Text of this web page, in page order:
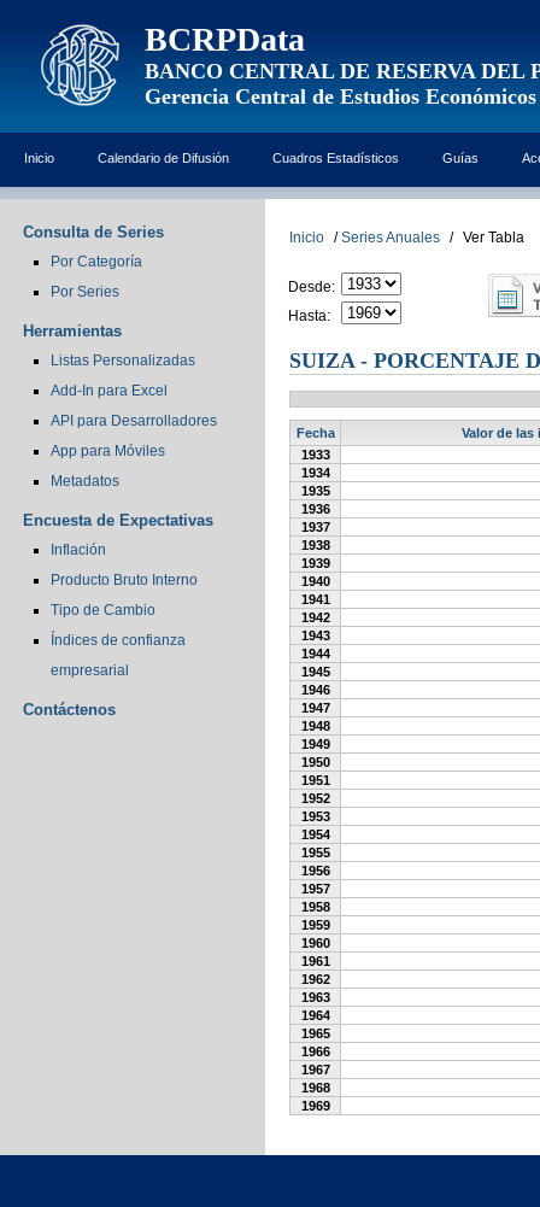
BCRPData
BANCO CENTRAL DE RESERVA DEL
Gerencia Central de Estudios Económicos
Inicio Calendario de Difusión Cuadros Estadísticos Guías
Consulta de Series
Por Categoría
Por Series
Herramientas
Listas Personalizadas
Add-In para Excel
API para Desarrolladores
App para Móviles
Metadatos
Encuesta de Expectativas
Inflación
Producto Bruto Interno
Tipo de Cambio
Índices de confianza
empresarial
Contáctenos
Inicio / Series Anuales / Ver Tabla
Desde:
Hasta:
SUIZA - PORCENTAJE
Fecha
Valor de
1933
1934
1935
1936
1937
1938
1939
1940
1941
1942
1943
1944
1945
1946
1947
1948
1949
1950
1951
1952
1953
1954
1955
1956
1957
1958
1959
1960
1961
1962
1963
1964
1965
1966
1967
1968
1969